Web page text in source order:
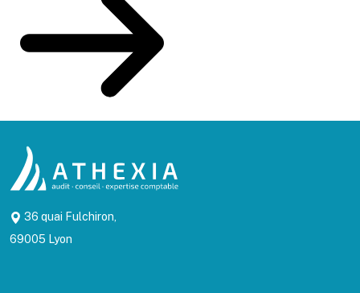
36 quai Fulchiron,
69005 Lyon